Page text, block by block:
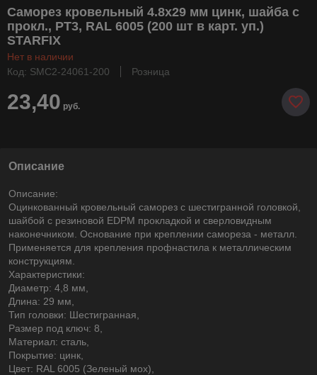
Саморез кровельный 4.8х29 мм цинк, шайба с
прокл., PT3, RAL 6005 (200 шт в карт. уп.)
STARFIX
Нет в наличии
Код: SMC2-24061-200
Розница
23,40 руб.
Описание
Описание:
Оцинкованный кровельный саморез с шестигранной головкой,
шайбой c резиновой EDPM прокладкой и сверловидным
наконечником. Основание при креплении самореза - металл.
Применяется для крепления профнастила к металлическим
конструкциям.
Характеристики:
Диаметр: 4,8 мм,
Длина: 29 мм,
Тип головки: Шестигранная,
Размер под ключ: 8,
Материал: сталь,
Покрытие: цинк,
Цвет: RAL 6005 (Зеленый мох),